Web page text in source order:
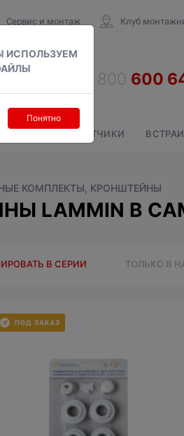
ИСПОЛЬЗУЕМ
Понятно
Сервис и монтаж Клуб
СЧЕТЧИКИ
КОМПЛЕКТЫ, КРОНШТЕЙНЫ
LAMMIN В
В СЕРИИ ТОЛЬКО В